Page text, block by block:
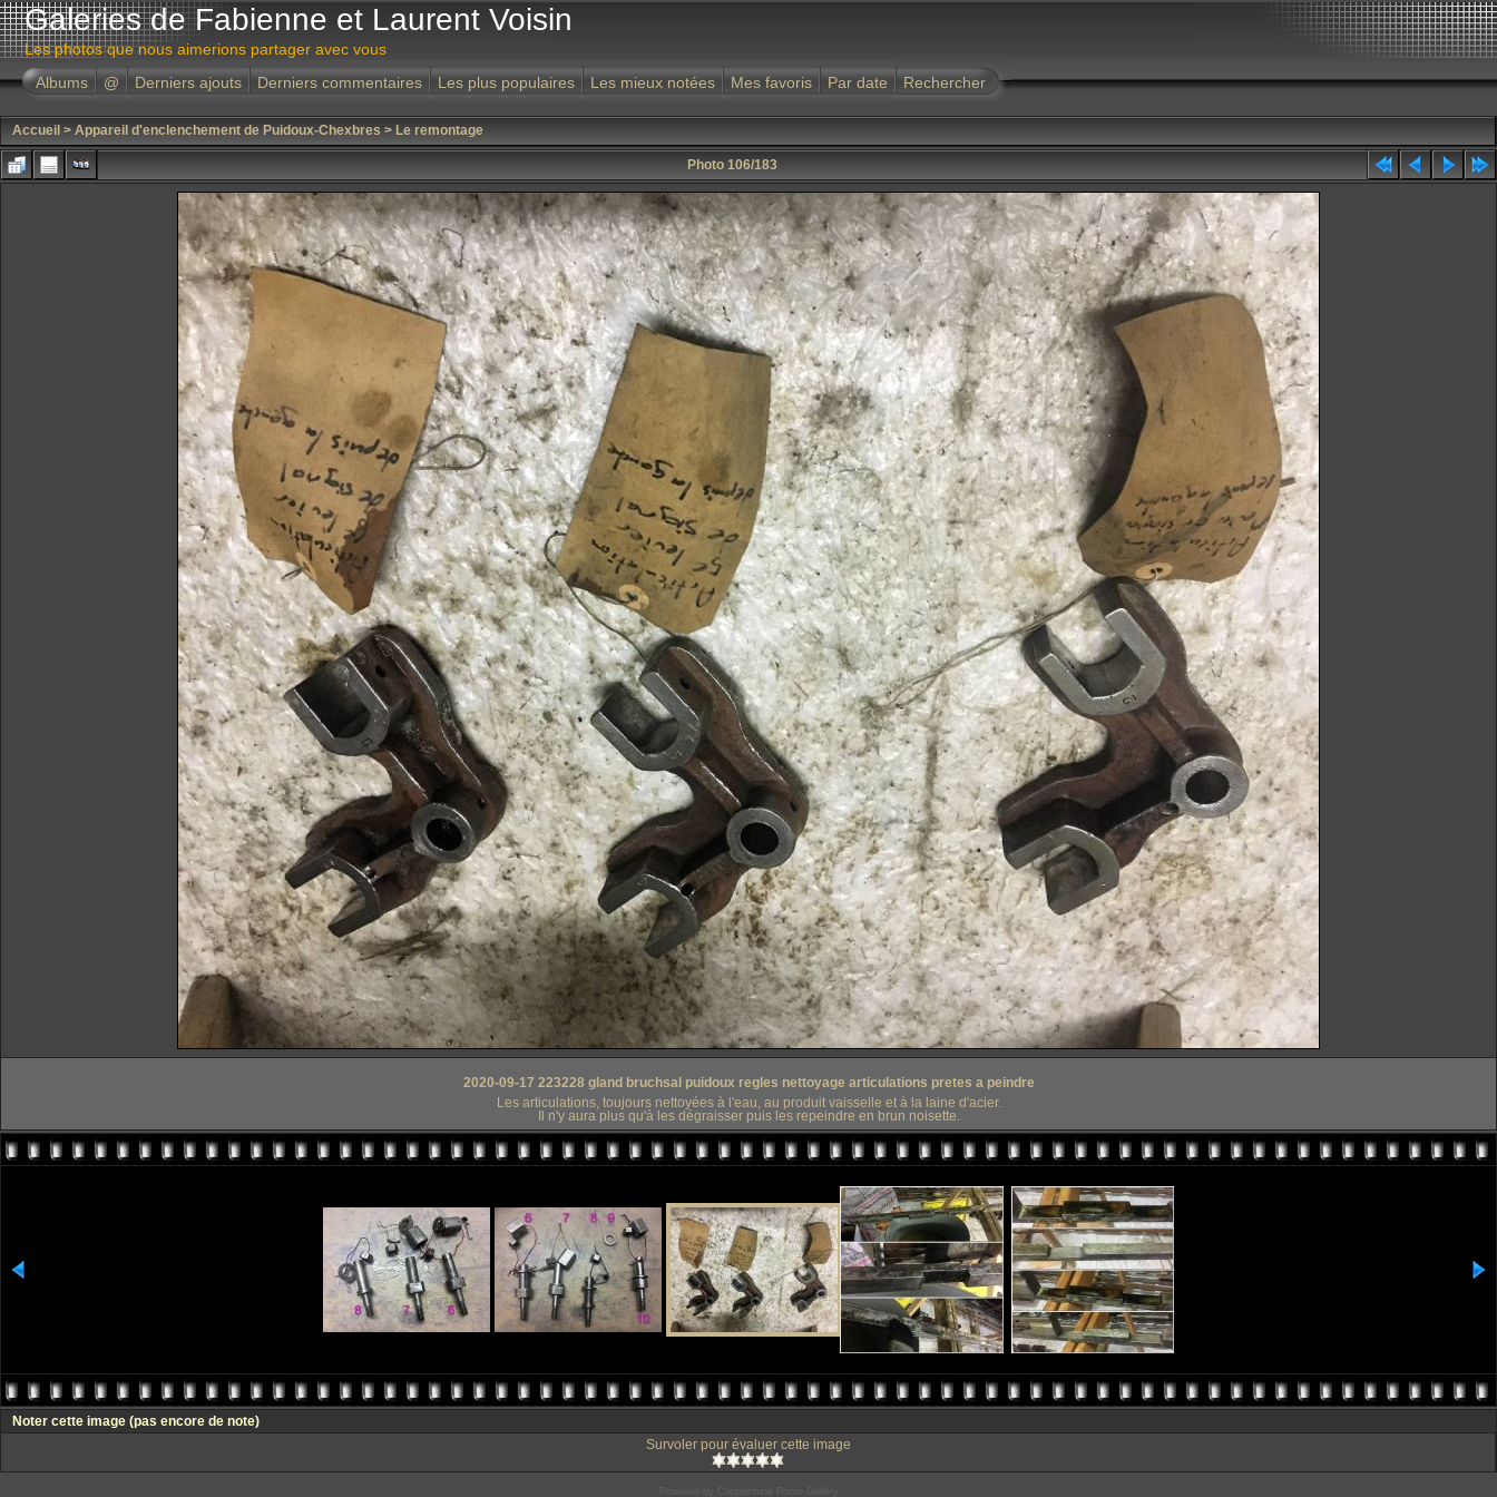
Galeries de Fabienne et Laurent Voisin
Les photos que nous aimerions partager avec vous
Albums
@ Derniers ajouts Derniers commentaires Les plus populaires Les mieux notées Mes favoris Par date Rechercher
Accueil > Appareil d'enclenchement de Puidoux-Chexbres > Le remontage
Photo 106/183
2020-09-17 223228 gland bruchsal puidoux regles nettoyage articulations pretes a peindre
Les articulations, toujours nettoyées à l'eau, au produit vaisselle et à la laine d'acier.
Il n'y aura plus qu'à les dégraisser puis les repeindre en brun noisette.
Noter cette image (pas encore de note)
Survoler pour évaluer cette image